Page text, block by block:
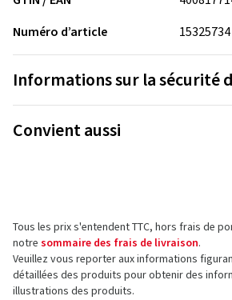
Numéro d’article
15325734
Informations sur la sécurité
Castrol Germany GmbH
Contact pour la sécurité des
le service client)
E-mail :Kundenservice@castrol.com
Convient aussi
Tous les prix s'entendent TTC, hors frais de
notre sommaire des frais de livraison.
Veuillez vous reporter aux informations
détaillées des produits pour obtenir des
illustrations des produits.